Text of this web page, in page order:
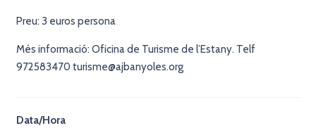
Preu: 3 euros persona
Més informació: Oficina de Turisme de l’Estany. Telf
972583470 turisme@ajbanyoles.org
Data/Hora